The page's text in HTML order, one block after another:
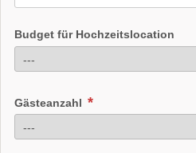
Budget für Hochzeitslocation
Gästeanzahl